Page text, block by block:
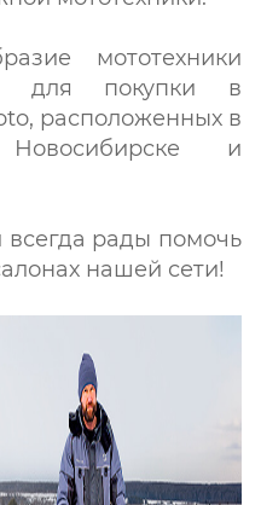
мототехники
для покупки в
расположенных в
и
рады помочь
нашей сети!